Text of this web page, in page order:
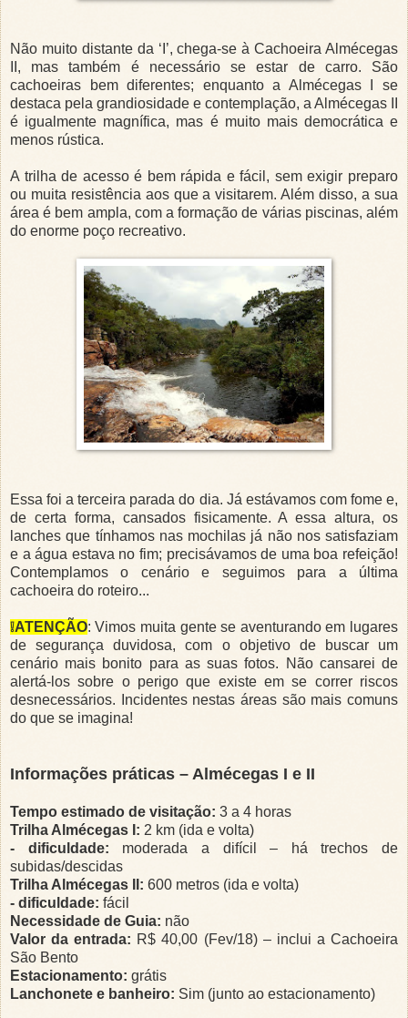
Não muito distante da ‘I’, chega-se à Cachoeira Almécegas
II, mas também é necessário se estar de carro. São
cachoeiras bem diferentes; enquanto a Almécegas I se
destaca pela grandiosidade e contemplação, a Almécegas II
é igualmente magnífica, mas é muito mais democrática e
menos rústica.
A trilha de acesso é bem rápida e fácil, sem exigir preparo
ou muita resistência aos que a visitarem. Além disso, a sua
área é bem ampla, com a formação de várias piscinas, além
do enorme poço recreativo.
Essa foi a terceira parada do dia. Já estávamos com fome e,
de certa forma, cansados fisicamente. A essa altura, os
lanches que tínhamos nas mochilas já não nos satisfaziam
e a água estava no fim; precisávamos de uma boa refeição!
Contemplamos o cenário e seguimos para a última
cachoeira do roteiro...
❕ATENÇÃO: Vimos muita gente se aventurando em lugares
de segurança duvidosa, com o objetivo de buscar um
cenário mais bonito para as suas fotos. Não cansarei de
alertá-los sobre o perigo que existe em se correr riscos
desnecessários. Incidentes nestas áreas são mais comuns
do que se imagina!
Informações práticas – Almécegas I e II
Tempo estimado de visitação: 3 a 4 horas
Trilha Almécegas I: 2 km (ida e volta)
- dificuldade: moderada a difícil – há trechos de
subidas/descidas
Trilha Almécegas II: 600 metros (ida e volta)
- dificuldade: fácil
Necessidade de Guia: não
Valor da entrada: R$ 40,00 (Fev/18) – inclui a Cachoeira
São Bento
Estacionamento: grátis
Lanchonete e banheiro: Sim (junto ao estacionamento)